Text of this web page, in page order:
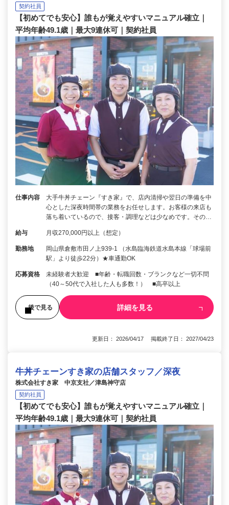
契約社員
【初めてでも安心】誰もが覚えやすいマニュアル確立｜
平均年齢49.1歳｜最大9連休可｜契約社員
仕事内容
大手牛丼チェーン『すき家』で、店内清掃や翌日の準備を中
心とした深夜時間帯の業務をお任せします。お客様の来店も
落ち着いているので、接客・調理などは少なめです。その…
給与 月収270,000円以上（想定）
勤務地
岡山県倉敷市田ノ上939-1 （水島臨海鉄道水島本線「球場前
駅」より徒歩22分）★車通勤OK
応募資格
未経験者大歓迎 ■年齢・転職回数・ブランクなど一切不問
（40～50代で入社した人も多数！） ■高卒以上
後で見る 詳細を見る
更新日： 2026/04/17 掲載終了日： 2027/04/23
牛丼チェーンすき家の店舗スタッフ／深夜
株式会社すき家 中京支社／津島神守店
契約社員
【初めてでも安心】誰もが覚えやすいマニュアル確立｜
平均年齢49.1歳｜最大9連休可｜契約社員